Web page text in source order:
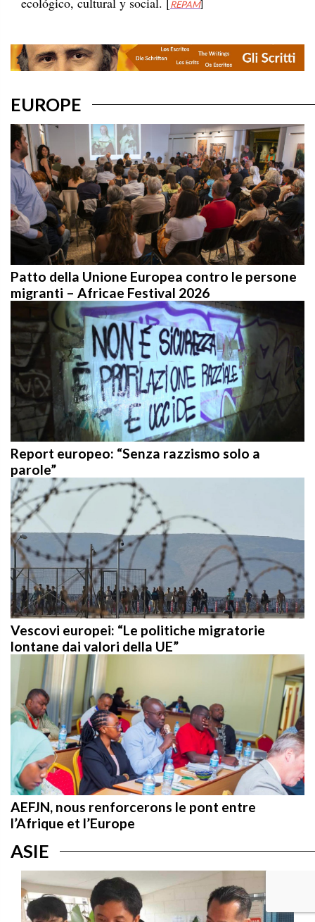
Patto della Unione Europea contro le persone
migranti – Africae Festival 2026
Report europeo: “Senza razzismo solo a
parole”
Vescovi europei: “Le politiche migratorie
lontane dai valori della UE”
AEFJN, nous renforcerons le pont entre
l’Afrique et l’Europe